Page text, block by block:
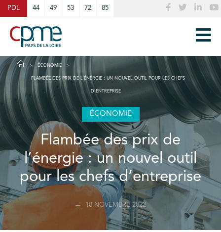
PDL 44 49 53 72 85
ÉCONOMIE
FLAMBÉE DES PRIX DE L’ÉNERGIE : UN NOUVEL OUTIL POUR LES CHEFS
D’ENTREPRISE
ÉCONOMIE
Flambée des prix de
l’énergie : un nouvel outil
pour les chefs d’entreprise
18 NOVEMBRE 2022
Cookies management panel